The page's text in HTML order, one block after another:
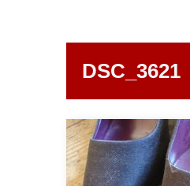
DSC_3621